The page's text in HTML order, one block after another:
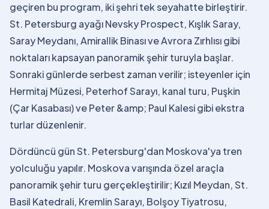
geçiren bu program, iki şehri tek seyahatte birleştirir.
St. Petersburg ayağı Nevsky Prospect, Kışlık Saray,
Saray Meydanı, Amirallik Binası ve Avrora Zırhlısı gibi
noktaları kapsayan panoramik şehir turuyla başlar.
Sonraki günlerde serbest zaman verilir; isteyenler için
Hermitaj Müzesi, Peterhof Sarayı, kanal turu, Puşkin
(Çar Kasabası) ve Peter &amp; Paul Kalesi gibi ekstra
turlar düzenlenir.
Dördüncü gün St. Petersburg'dan Moskova'ya tren
yolculuğu yapılır. Moskova varışında özel araçla
panoramik şehir turu gerçekleştirilir; Kızıl Meydan, St.
Basil Katedrali, Kremlin Sarayı, Bolşoy Tiyatrosu,